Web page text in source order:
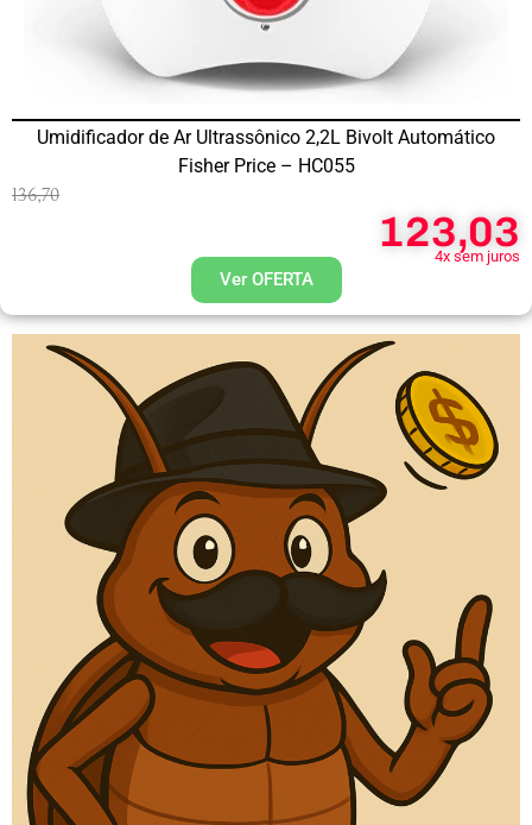
Umidificador de Ar Ultrassônico 2,2L Bivolt Automático
Fisher Price – HC055
136,70
123,03
4x sem juros
Ver OFERTA